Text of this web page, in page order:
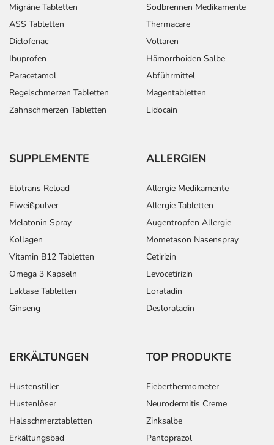
Migräne Tabletten
ASS Tabletten
Diclofenac
Ibuprofen
Paracetamol
Regelschmerzen Tabletten
Zahnschmerzen Tabletten
Sodbrennen Medikamente
Thermacare
Voltaren
Hämorrhoiden Salbe
Abführmittel
Magentabletten
Lidocain
SUPPLEMENTE
Elotrans Reload
Eiweißpulver
Melatonin Spray
Kollagen
Vitamin B12 Tabletten
Omega 3 Kapseln
Laktase Tabletten
Ginseng
ALLERGIEN
Allergie Medikamente
Allergie Tabletten
Augentropfen Allergie
Mometason Nasenspray
Cetirizin
Levocetirizin
Loratadin
Desloratadin
ERKÄLTUNGEN
Hustenstiller
Hustenlöser
Halsschmerztabletten
Erkältungsbad
TOP PRODUKTE
Fieberthermometer
Neurodermitis Creme
Zinksalbe
Pantoprazol